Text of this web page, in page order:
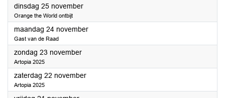
dinsdag 25 november2025
Orange the World ontbijt
maandag 24 november2025
Gast van de Raad
zondag 23 november2025
Artopia 2025
zaterdag 22 november2025
Artopia 2025